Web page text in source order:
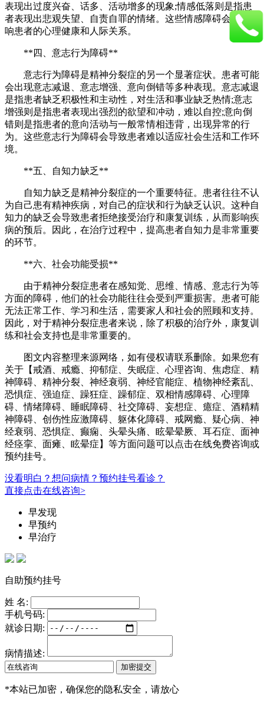
表现出过度兴奋、话多、活动增多的现象;情感低落则是指患
者表现出悲观失望、自责自罪的情绪。这些情感障碍会严重影
响患者的心理健康和人际关系。
**四、意志行为障碍**
意志行为障碍是精神分裂症的另一个显著症状。患者可能
会出现意志减退、意志增强、意向倒错等多种表现。意志减退
是指患者缺乏积极性和主动性，对生活和事业缺乏热情;意志
增强则是指患者表现出强烈的欲望和冲动，难以自控;意向倒
错则是指患者的意向活动与一般常情相违背，出现异常的行
为。这些意志行为障碍会导致患者难以适应社会生活和工作环
境。
**五、自知力缺乏**
自知力缺乏是精神分裂症的一个重要特征。患者往往不认
为自己患有精神疾病，对自己的症状和行为缺乏认识。这种自
知力的缺乏会导致患者拒绝接受治疗和康复训练，从而影响疾
病的预后。因此，在治疗过程中，提高患者自知力是非常重要
的环节。
**六、社会功能受损**
由于精神分裂症患者在感知觉、思维、情感、意志行为等
方面的障碍，他们的社会功能往往会受到严重损害。患者可能
无法正常工作、学习和生活，需要家人和社会的照顾和支持。
因此，对于精神分裂症患者来说，除了积极的治疗外，康复训
练和社会支持也是非常重要的。
图文内容整理来源网络，如有侵权请联系删除。如果您有
关于【戒酒、戒瘾、抑郁症、失眠症、心理咨询、焦虑症、精
神障碍、精神分裂、神经衰弱、神经官能症、植物神经紊乱、
恐惧症、强迫症、躁狂症、躁郁症、双相情感障碍、心理障
碍、情绪障碍、睡眠障碍、社交障碍、妄想症、癔症、酒精精
神障碍、创伤性应激障碍、躯体化障碍、戒网瘾、疑心病、神
经衰弱、恐惧症、癫痫、头晕头痛、眩晕晕厥、耳石症、面神
经痉挛、面瘫、眩晕症】等方面问题可以点击在线免费咨询或
预约挂号。
没看明白？想问病情？预约挂号看诊？
直接点击在线咨询>
早发现
早预约
早治疗
自助预约挂号
姓 名:
手机号码:
就诊日期:
病情描述:
*本站已加密，确保您的隐私安全，请放心